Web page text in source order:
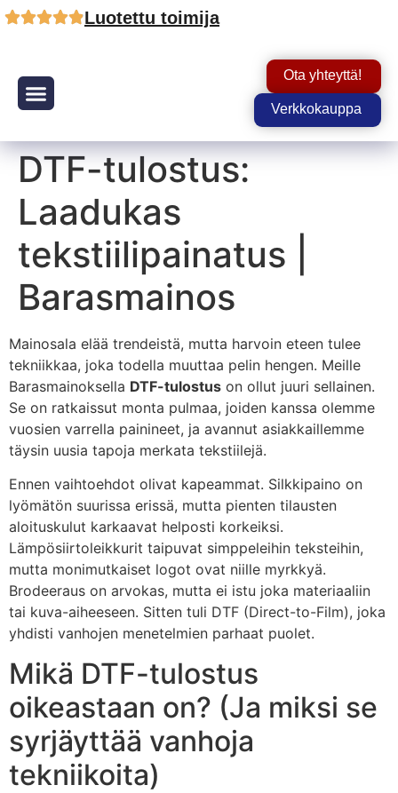
Luotettu toimija
Ota yhteyttä!
Verkkokauppa
DTF-tulostus:
Laadukas
tekstiilipainatus |
Barasmainos
Mainosala elää trendeistä, mutta harvoin eteen tulee
tekniikkaa, joka todella muuttaa pelin hengen. Meille
Barasmainoksella DTF-tulostus on ollut juuri sellainen.
Se on ratkaissut monta pulmaa, joiden kanssa olemme
vuosien varrella painineet, ja avannut asiakkaillemme
täysin uusia tapoja merkata tekstiilejä.
Ennen vaihtoehdot olivat kapeammat. Silkkipaino on
lyömätön suurissa erissä, mutta pienten tilausten
aloituskulut karkaavat helposti korkeiksi.
Lämpösiirtoleikkurit taipuvat simppeleihin teksteihin,
mutta monimutkaiset logot ovat niille myrkkyä.
Brodeeraus on arvokas, mutta ei istu joka materiaaliin
tai kuva-aiheeseen. Sitten tuli DTF (Direct-to-Film), joka
yhdisti vanhojen menetelmien parhaat puolet.
Mikä DTF-tulostus
oikeastaan on? (Ja miksi se
syrjäyttää vanhoja
tekniikoita)